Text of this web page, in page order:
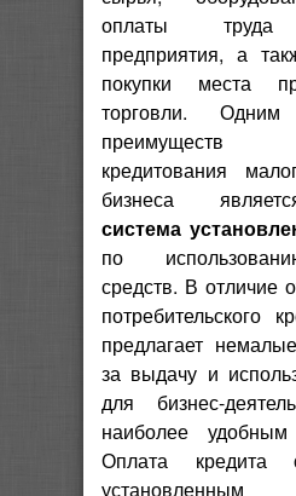
оплаты труда
предприятия, а
покупки места
торговли.
преимуществ
кредитования
бизнеса
система
по
средств. В отличие
потребительского
предлагает
за выдачу и
для бизнес-
наиболее
Оплата кредита
установленным